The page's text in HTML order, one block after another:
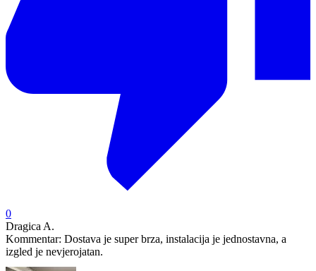
0
Dragica A.
Kommentar: Dostava je super brza, instalacija je jednostavna, a
izgled je nevjerojatan.